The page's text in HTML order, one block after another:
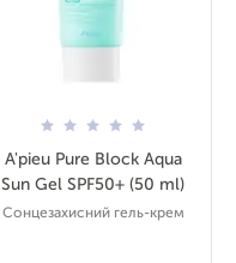
A'pieu Pure Block Aqua
Sun Gel SPF50+ (50 ml)
Сонцезахисний гель-крем